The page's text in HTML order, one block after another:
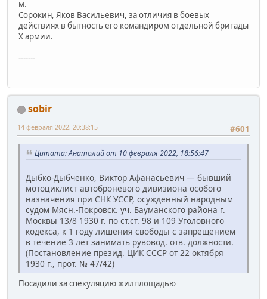
м.
Сорокин, Яков Васильевич, за отличия в боевых
действиях в быт­ность его командиром отдельной бригады
X армии.
-------
sobir
#601
14 февраля 2022, 20:38:15
Цитата: Анатолий от 10 февраля 2022, 18:56:47
Дыбко-Дыбченко, Виктор Афанасьевич — бывший
мотоциклист автоброневого дивизиона особого
назначения при СНК УССР, осужденный народным
судом Мясн.-Покровск. уч. Бауманского района г.
Москвы 13/8 1930 г. по ст.ст. 98 и 109 Уголовного
кодекса, к 1 году лишения свободы с запрещением
в течение 3 лет занимать рувовод. отв. должности.
(Постановление презид. ЦИК СССР от 22 октября
1930 г., прот. № 47/42)
Посадили за спекуляцию жилплощадью